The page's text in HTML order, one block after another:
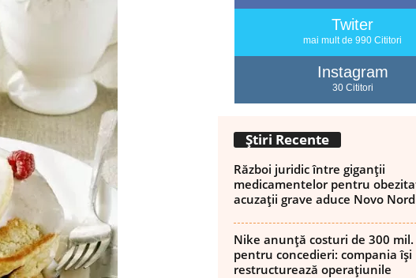
Twiter
mai mult de 990 Cititori
Instagram
30 Cititori
Știri Recente
Război juridic între giganții
medicamentelor pentru
acuzații grave aduce Novo
Nike anunță costuri de 300 mil.
pentru concedieri: compania își
restructurează operațiunile